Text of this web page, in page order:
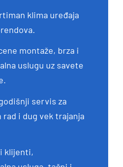
klima uređaja
montaže, brza i
uslugu uz savete
servis za
rad i dug vek trajanja
klijenti,